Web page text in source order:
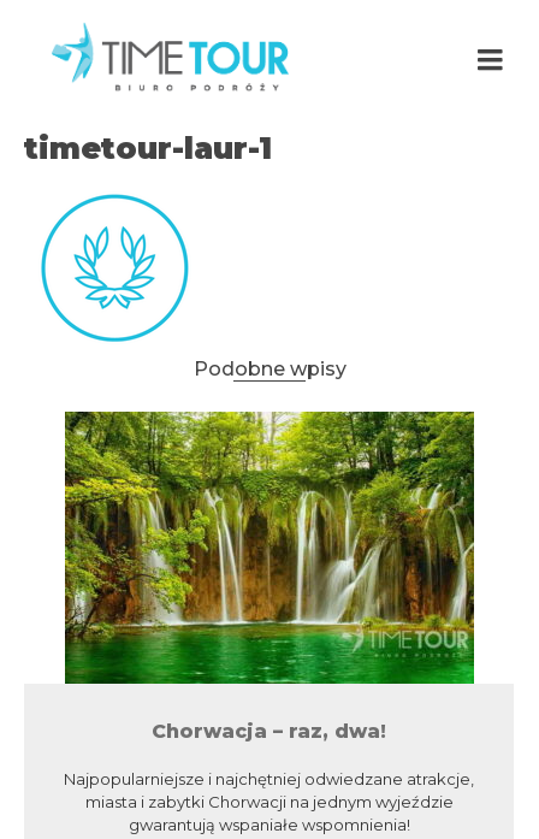
timetour-laur-1
Podobne wpisy
Chorwacja – raz, dwa!
Najpopularniejsze i najchętniej odwiedzane atrakcje,
miasta i zabytki Chorwacji na jednym wyjeździe
gwarantują wspaniałe wspomnienia!